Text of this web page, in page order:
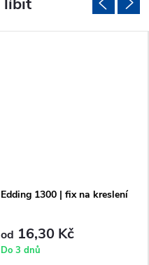
Edding 1300 | fix na kreslení
od 16,30 Kč
Do 3 dnů